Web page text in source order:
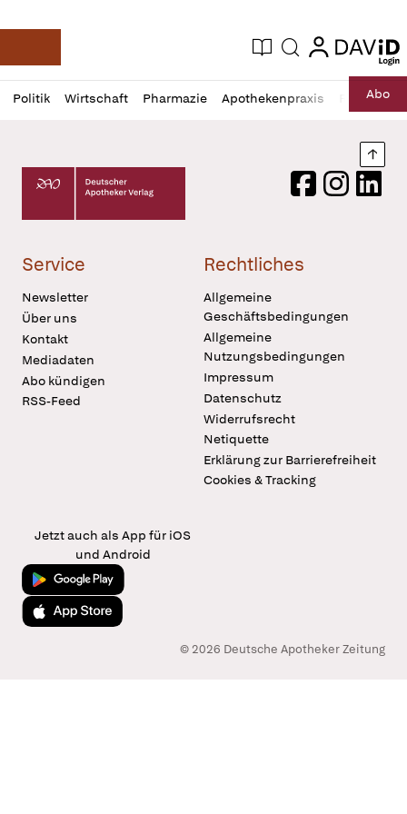
Deutsche Apotheker Zeitung
Aktuelle Ausgabe
Suche login
login
Politik Wirtschaft Pharmazie Apothekenpraxis RechtAbo
Profil
öffnen
Daz
Pur
Deutscher Apotheker Verlag Logo
FacebookInstagram
Service
Newsletter
Über uns
Kontakt
Mediadaten
Abo kündigen
RSS-Feed
Rechtliches
Allgemeine
Geschäftsbedingungen
Allgemeine
Nutzungsbedingungen
Impressum
Datenschutz
Widerrufsrecht
Netiquette
Erklärung zur Barrierefreiheit
Cookies & Tracking
Jetzt auch als App für iOS
und Android
Jetzt bei Google Play
Laden im App Store
© 2026 Deutsche Apotheker Zeitung